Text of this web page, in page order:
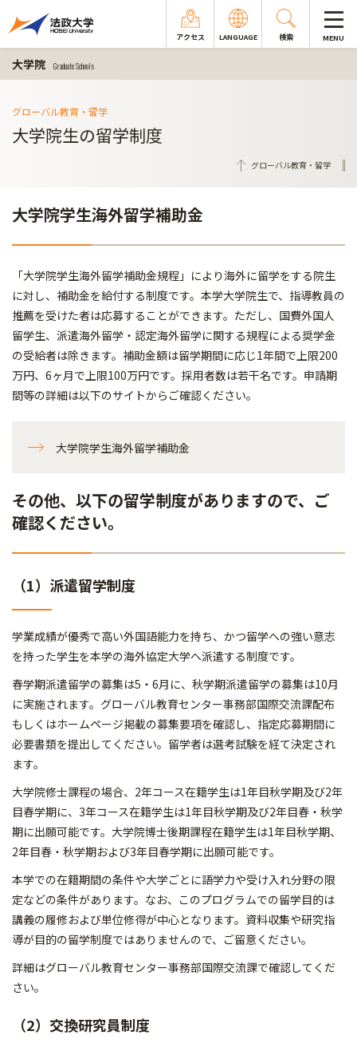
アクセス LANGUAGE 検索 MENU
大学院 Graduate Schools
グローバル教育・留学
大学院生の留学制度
グローバル教育・留学
大学院学生海外留学補助金
「大学院学生海外留学補助金規程」により海外に留学をする院生
に対し、補助金を給付する制度です。本学大学院生で、指導教員の
推薦を受けた者は応募することができます。ただし、国費外国人
留学生、派遣海外留学・認定海外留学に関する規程による奨学金
の受給者は除きます。補助金額は留学期間に応じ1年間で上限200
万円、6ヶ月で上限100万円です。採用者数は若干名です。申請期
間等の詳細は以下のサイトからご確認ください。
大学院学生海外留学補助金
その他、以下の留学制度がありますので、ご
確認ください。
（1）派遣留学制度
学業成績が優秀で高い外国語能力を持ち、かつ留学への強い意志
を持った学生を本学の海外協定大学へ派遣する制度です。
春学期派遣留学の募集は5・6月に、秋学期派遣留学の募集は10月
に実施されます。グローバル教育センター事務部国際交流課配布
もしくはホームページ掲載の募集要項を確認し、指定応募期間に
必要書類を提出してください。留学者は選考試験を経て決定され
ます。
大学院修士課程の場合、2年コース在籍学生は1年目秋学期及び2年
目春学期に、3年コース在籍学生は1年目秋学期及び2年目春・秋学
期に出願可能です。大学院博士後期課程在籍学生は1年目秋学期、
2年目春・秋学期および3年目春学期に出願可能です。
本学での在籍期間の条件や大学ごとに語学力や受け入れ分野の限
定などの条件があります。なお、このプログラムでの留学目的は
講義の履修および単位修得が中心となります。資料収集や研究指
導が目的の留学制度ではありませんので、ご留意ください。
詳細はグローバル教育センター事務部国際交流課で確認してくだ
さい。
（2）交換研究員制度